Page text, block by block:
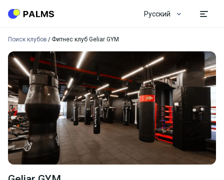
Русский
Поиск клубов Фитнес клуб Geliar GYM